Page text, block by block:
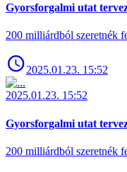
Gyorsforgalmi utat
200 milliárdból szeretnék
2025.01.23. 15:52
2025.01.23. 15:52
Gyorsforgalmi utat
200 milliárdból szeretnék